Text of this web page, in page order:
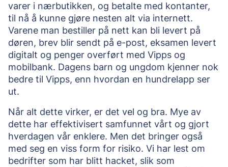
varer i nærbutikken, og betalte med kontanter,
til nå å kunne gjøre nesten alt via internett.
Varene man bestiller på nett kan bli levert på
døren, brev blir sendt på e-post, eksamen levert
digitalt og penger overført med Vipps og
mobilbank. Dagens barn og ungdom kjenner nok
bedre til Vipps, enn hvordan en hundrelapp ser
ut.
Når alt dette virker, er det vel og bra. Mye av
dette har effektivisert samfunnet vårt og gjort
hverdagen vår enklere. Men det bringer også
med seg en viss form for risiko. Vi har lest om
bedrifter som har blitt hacket, slik som